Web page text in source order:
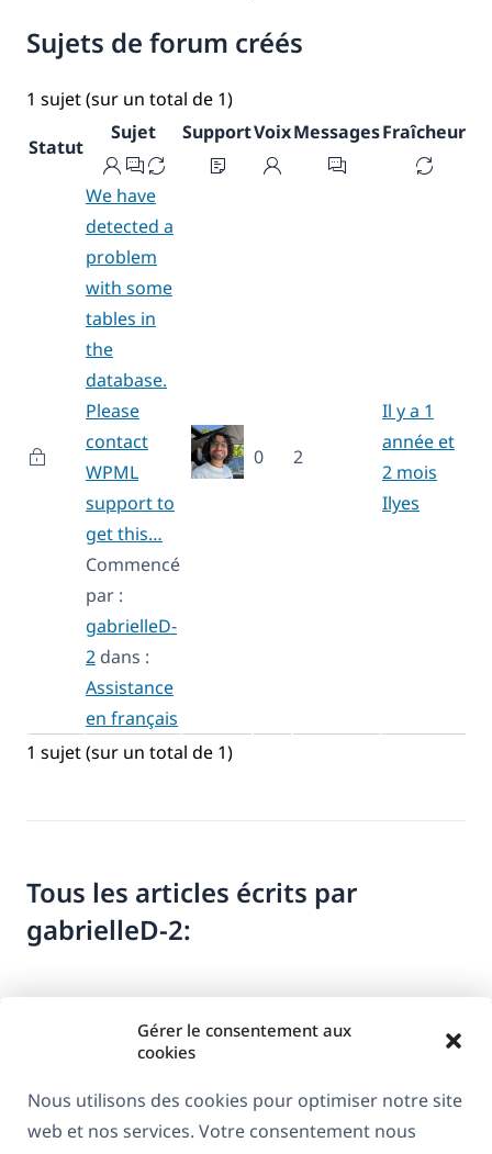
Gérer le consentement aux
cookies
Nous utilisons des cookies pour optimiser notre site
web et nos services. Votre consentement nous
Sujets de forum créés
1 sujet (sur un total de 1)
Statut
Sujet SupportVoixMessagesFraîcheur
We have
detected a
problem
with some
tables in
the
database.
Please
contact
WPML
support to
get this…
Commencé
par :
gabrielleD-
2 dans :
Assistance
en français
0 2
Il y a 1
année et
2 mois
Ilyes
1 sujet (sur un total de 1)
Tous les articles écrits par
gabrielleD-2:
À propos de WPML